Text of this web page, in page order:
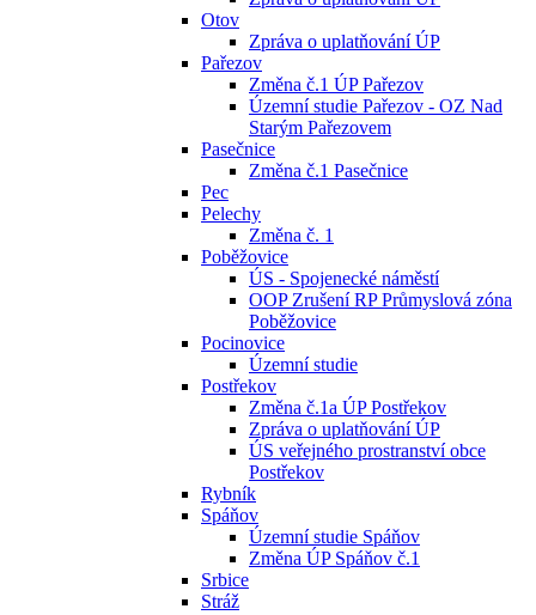
Otov
Zpráva o uplatňování ÚP
Pařezov
Změna č.1 ÚP Pařezov
Územní studie Pařezov - OZ Nad
Starým Pařezovem
Pasečnice
Změna č.1 Pasečnice
Pec
Pelechy
Změna č. 1
Poběžovice
ÚS - Spojenecké náměstí
OOP Zrušení RP Průmyslová zóna
Poběžovice
Pocinovice
Územní studie
Postřekov
Změna č.1a ÚP Postřekov
Zpráva o uplatňování ÚP
ÚS veřejného prostranství obce
Postřekov
Rybník
Spáňov
Územní studie Spáňov
Změna ÚP Spáňov č.1
Srbice
Stráž